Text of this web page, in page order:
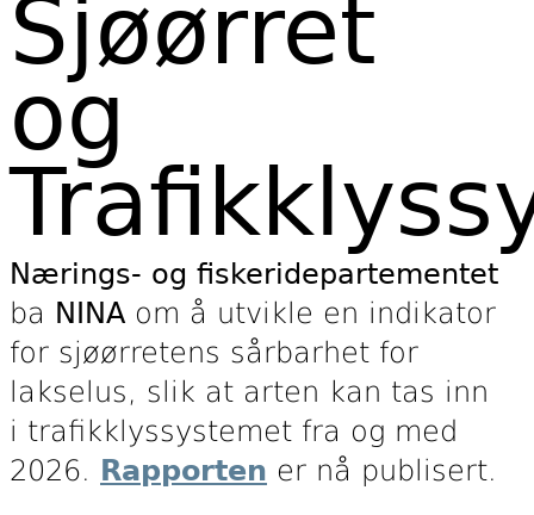
Sjøørret
og
Nærings- og fiskeridepartementet
ba NINA om å utvikle en indikator
for sjøørretens sårbarhet for
lakselus, slik at arten kan tas inn
i trafikklyssystemet fra og med
2026.
Rapporten er nå publisert.